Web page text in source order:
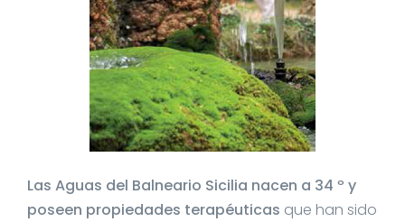
Las Aguas del Balneario Sicilia nacen a 34 º y
poseen propiedades terapéuticas que han sido